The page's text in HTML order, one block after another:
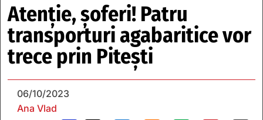
Atenție, șoferi! Patru
transporturi agabaritice vor
trece prin Pitești
06/10/2023
Ana Vlad